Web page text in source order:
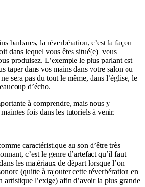
barbares, la réverbération, c’est la façon
dans lequel vous êtes situé(e) vous
produisez. L’exemple le plus parlant est
taper dans vos mains dans votre salon ou
sera pas du tout le même, dans l’église, le
d’écho.
à comprendre, mais nous y
fois dans les tutoriels à venir.
caractéristique au son d’être très
c’est le genre d’artefact qu’il faut
les matériaux de départ lorsque l’on
(quitte à rajouter cette réverbération en
artistique l’exige) afin d’avoir la plus grande